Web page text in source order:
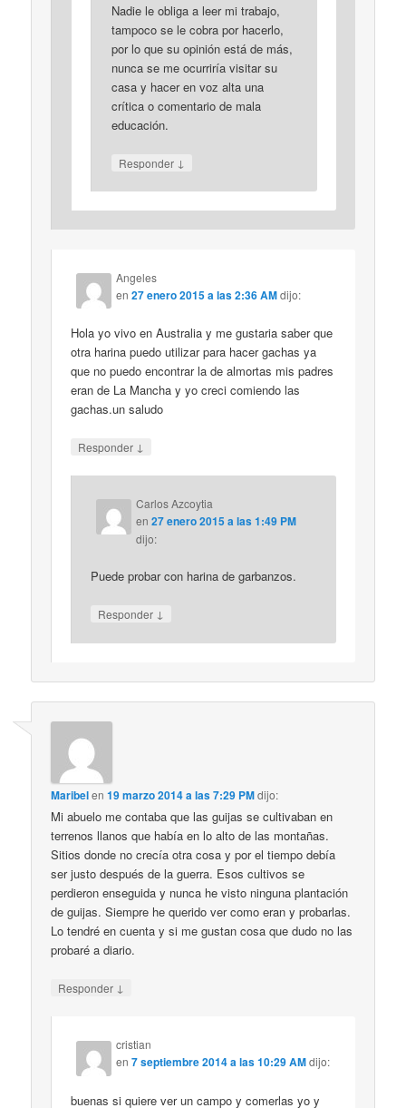
Nadie le obliga a leer mi trabajo,
tampoco se le cobra por hacerlo,
por lo que su opinión está de más,
nunca se me ocurriría visitar su
casa y hacer en voz alta una
crítica o comentario de mala
educación.
Responder ↓
Angeles
en27 enero 2015 a las 2:36 AMdijo:
Hola yo vivo en Australia y me gustaria saber que
otra harina puedo utilizar para hacer gachas ya
que no puedo encontrar la de almortas mis padres
eran de La Mancha y yo creci comiendo las
gachas.un saludo
Responder ↓
Carlos Azcoytia
en27 enero 2015 a las 1:49 PM
dijo:
Puede probar con harina de garbanzos.
Responder ↓
Maribelen19 marzo 2014 a las 7:29 PMdijo:
Mi abuelo me contaba que las guijas se cultivaban en
terrenos llanos que había en lo alto de las montañas.
Sitios donde no crecía otra cosa y por el tiempo debía
ser justo después de la guerra. Esos cultivos se
perdieron enseguida y nunca he visto ninguna plantación
de guijas. Siempre he querido ver como eran y probarlas.
Lo tendré en cuenta y si me gustan cosa que dudo no las
probaré a diario.
Responder ↓
cristian
en7 septiembre 2014 a las 10:29 AMdijo:
buenas si quiere ver un campo y comerlas yo y